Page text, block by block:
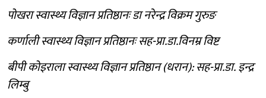
पोखरा स्वास्थ्य विज्ञान प्रतिष्ठानः डा‍ नरेन्द्र विक्रम गुरुङ
कर्णाली स्वास्थ्य विज्ञान प्रतिष्ठानः सह-प्रा‍.डा‍.विनम्र विष्ट
बीपी कोइराला स्वास्थ्य विज्ञान प्रतिष्ठान (धरान): सह-प्रा‍.डा‍. इन्द्र
लिम्बु